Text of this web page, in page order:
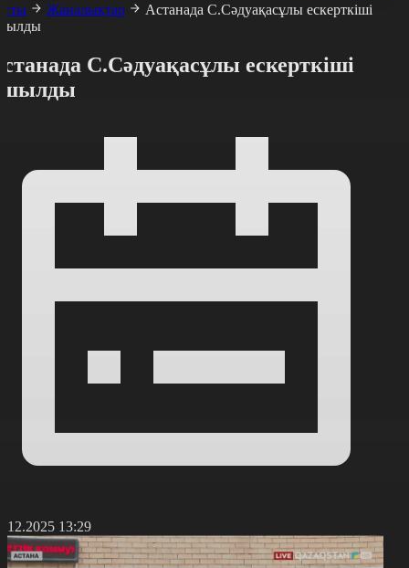
Жаңалықтар
Астанада С.Сәдуақасұлы ескерткіші
С.Сәдуақасұлы ескерткіші
13:29